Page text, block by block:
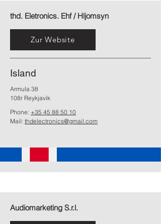
thd. Eletronics. Ehf / Hljomsyn
Zur Website
Island
Armula 38
108r Reykjavik
Phone: +35 45 88 50 10
Mail: thdelectronics@gmail.com
Audiomarketing S.r.l.